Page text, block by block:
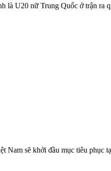
U20 nữ Trung Quốc ở trận ra
sẽ khởi đầu mục tiêu phục